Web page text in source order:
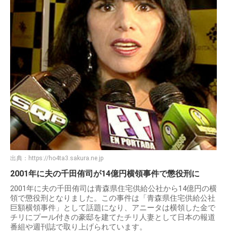
出典： https://ho4ta3.sakura.ne.jp
2001年に夫の千田侑司が14億円横領事件で懲役刑に
2001年に夫の千田侑司は青森県住宅供給公社から14億円の横
領で懲役刑となりました。この事件は「青森県住宅供給公社
巨額横領事件」として話題になり、アニータは横領した金で
チリにプール付きの豪邸を建てたチリ人妻として日本の報道
番組や週刊誌で取り上げられています。